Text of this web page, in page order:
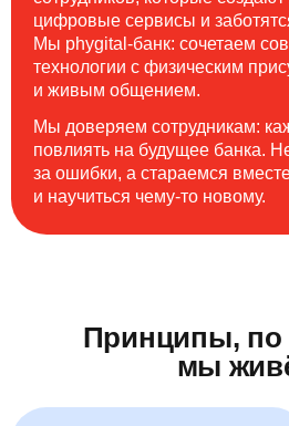
цифровые сервисы и
Мы phygital-банк: сочетаем
технологии с физическим
и живым общением.
Мы доверяем сотрудникам:
повлиять на будущее банка.
за ошибки, а стараемся
и научиться чему-то новому.
Принципы, по
мы